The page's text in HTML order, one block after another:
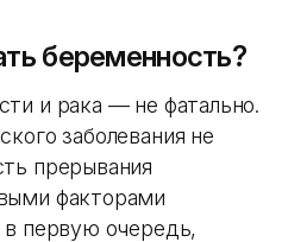
беременность?
и рака — не фатально.
заболевания не
прерывания
факторами
в первую очередь,